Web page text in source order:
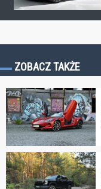
ZOBACZ TAKŻE